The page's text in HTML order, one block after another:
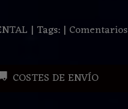
| Tags: | Comentarios
COSTES DE ENVÍO